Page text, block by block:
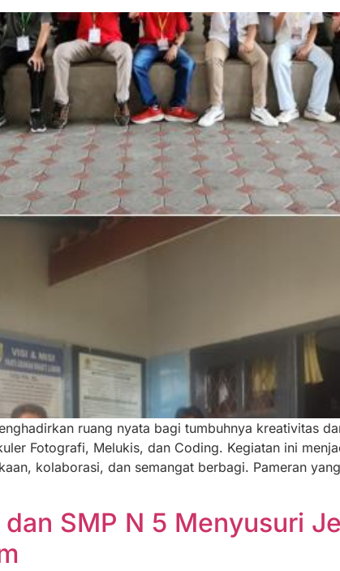
ruang nyata bagi tumbuhnya kreativitas
Fotografi, Melukis, dan Coding. Kegiatan ini
kolaborasi, dan semangat berbagi. Pameran
SMP N 5 Menyusuri